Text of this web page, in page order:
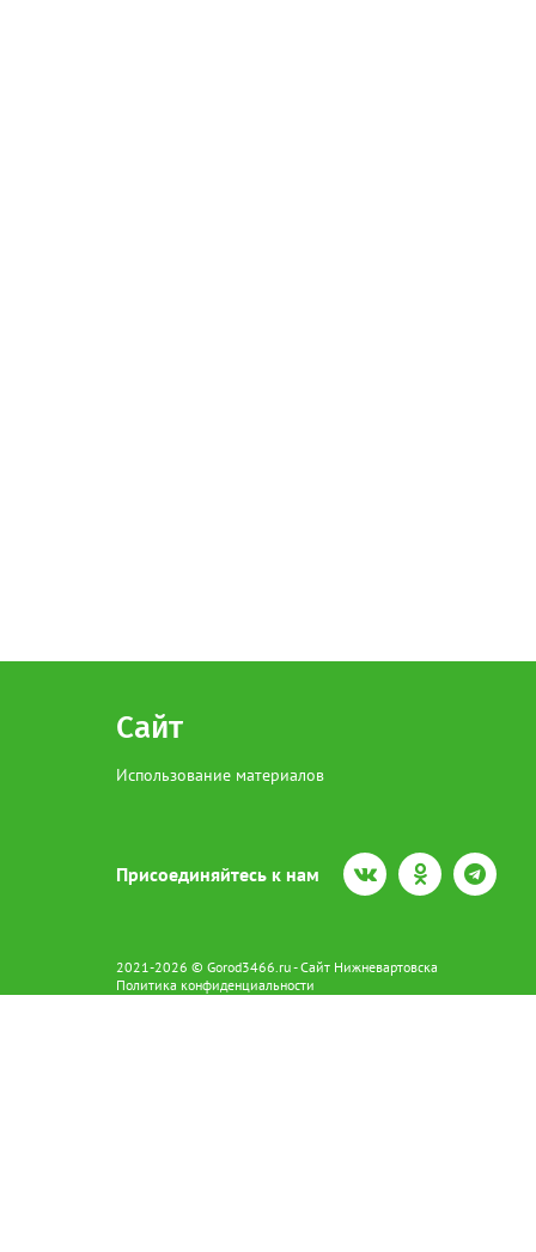
Сайт
Использование материалов
Присоединяйтесь к нам
2021-2026 © Gorod3466.ru - Сайт Нижневартовска
Политика конфиденциальности